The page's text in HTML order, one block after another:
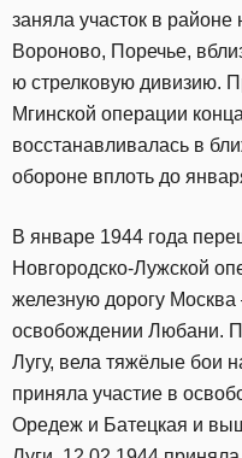
заняла участок в районе
Вороново, Поречье,
ю стрелковую дивизию.
Мгинской операции
восстанавливалась в
обороне вплоть до
В январе 1944 года
Новгородско-Лужской
железную дорогу
освобождении Любани.
Лугу, вела тяжёлые бои
приняла участие в
Оредеж и Батецкая и